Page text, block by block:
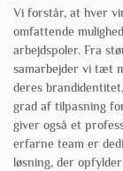
Vi forstår, at hver
omfattende
arbejdspoler. Fra
samarbejder vi tæt
deres
grad af tilpasning
giver også et
erfarne team er
løsning, der